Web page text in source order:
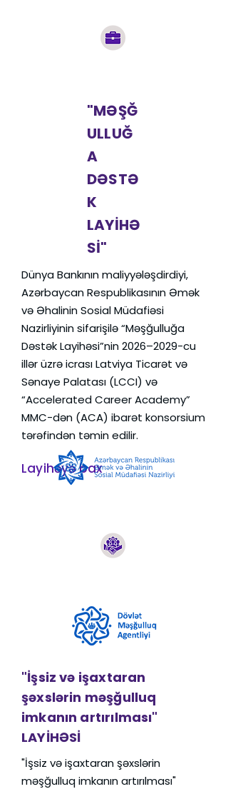
"MƏŞĞ
ULLUĞ
A
DƏSTƏ
K
LAYİHƏ
Sİ"
Dünya Bankının maliyyələşdirdiyi,
Azərbaycan Respublikasının Əmək
və Əhalinin Sosial Müdafiəsi
Nazirliyinin sifarişilə “Məşğulluğa
Dəstək Layihəsi”nin 2026–2029-cu
illər üzrə icrası Latviya Ticarət və
Sənaye Palatası (LCCI) və
“Accelerated Career Academy”
MMC-dən (ACA) ibarət konsorsium
tərəfindən təmin edilir.
Layihəyə bax
"İşsiz və işaxtaran
şəxslərin məşğulluq
imkanın artırılması"
LAYİHƏSİ
"İşsiz və işaxtaran şəxslərin
məşğulluq imkanın artırılması"